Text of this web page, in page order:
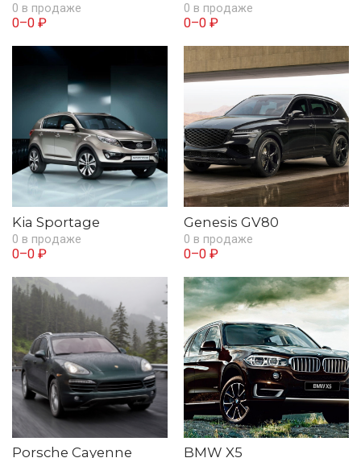
0 в продаже
0–0 ₽
0 в продаже
0–0 ₽
Kia Sportage
0 в продаже
0–0 ₽
Genesis GV80
0 в продаже
0–0 ₽
Porsche Cayenne BMW X5